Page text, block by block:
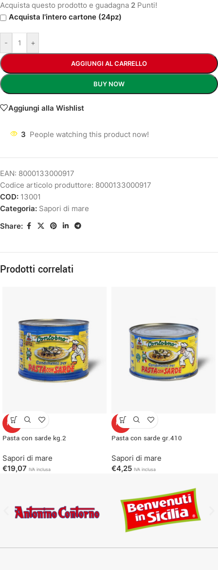
Acquista questo prodotto e guadagna 2 Punti!
Acquista l'intero cartone (24pz)
- +
AGGIUNGI AL CARRELLO
BUY NOW
Aggiungi alla Wishlist
3 People watching this product now!
EAN: 8000133000917
Codice articolo produttore: 8000133000917
COD: 13001
Categoria: Sapori di mare
Share:
Prodotti correlati
HOT
Pasta con sarde kg.2
Sapori di mare
€19,07 IVA inclusa
HOT
Pasta con sarde gr.410
Sapori di mare
€4,25 IVA inclusa